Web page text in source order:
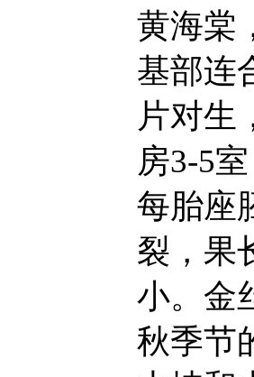
黄海棠
基部连
片对生
房3-5
每胎座
裂，果
小。金
秋季节